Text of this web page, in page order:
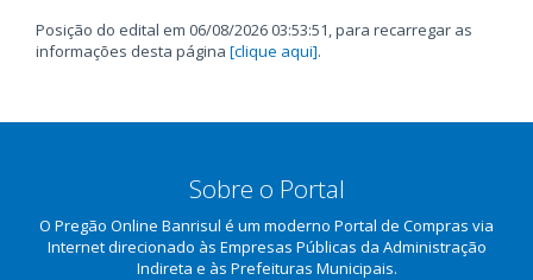
Posição do edital em 06/08/2026 03:53:51, para recarregar as
informações desta página [clique aqui].
Sobre o Portal
O Pregão Online Banrisul é um moderno Portal de Compras via
Internet direcionado às Empresas Públicas da Administração
Indireta e às Prefeituras Municipais.